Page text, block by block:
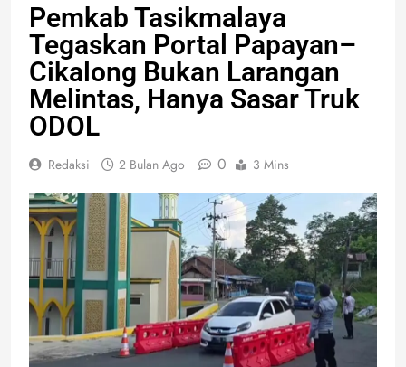
Pemkab Tasikmalaya
Tegaskan Portal Papayan–
Cikalong Bukan Larangan
Melintas, Hanya Sasar Truk
ODOL
Redaksi 2 Bulan Ago 0 3 Mins